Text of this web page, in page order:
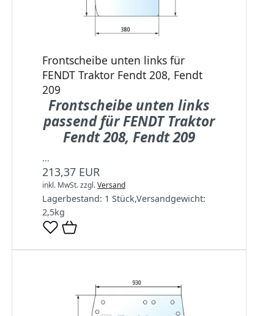
Frontscheibe unten links für
FENDT Traktor Fendt 208, Fendt
209
Frontscheibe unten links
passend für FENDT Traktor
Fendt 208, Fendt 209
...
213,37 EUR
inkl. MwSt.zzgl.Versand
Lagerbestand: 1 Stück,Versandgewicht:
2,5kg